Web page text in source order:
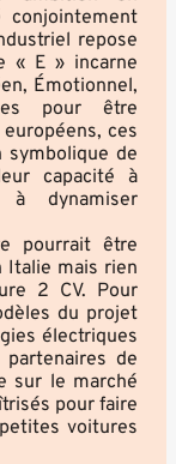
conjointement
repose
« E » incarne
Émotionnel,
pour être
ces
de
capacité à
dynamiser
pourrait être
Italie mais rien
2 CV. Pour
du projet
électriques
de
sur le marché
pour faire
voitures